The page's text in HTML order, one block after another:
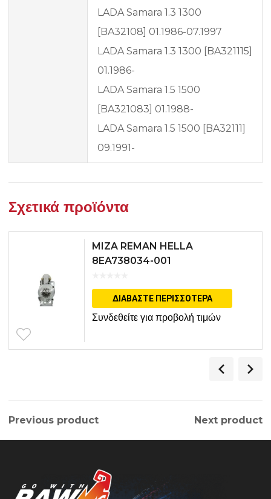
LADA Samara 1.3 1300
[BA32108] 01.1986-07.1997
LADA Samara 1.3 1300 [BA321115]
01.1986-
LADA Samara 1.5 1500
[BA321083] 01.1988-
LADA Samara 1.5 1500 [BA32111]
09.1991-
Σχετικά προϊόντα
MIZA REMAN HELLA
8EA738034-001
ΔΙΑΒΆΣΤΕ ΠΕΡΙΣΣΌΤΕΡΑ
Συνδεθείτε για προβολή τιμών
Previous product Next product